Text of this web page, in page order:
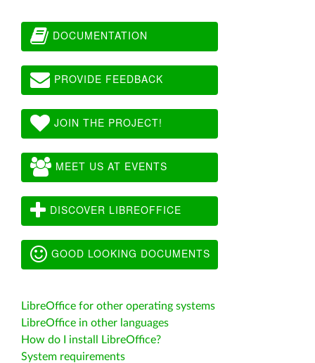
DOCUMENTATION
PROVIDE FEEDBACK
JOIN THE PROJECT!
MEET US AT EVENTS
DISCOVER LIBREOFFICE
GOOD LOOKING DOCUMENTS
LibreOffice for other operating systems
LibreOffice in other languages
How do I install LibreOffice?
System requirements